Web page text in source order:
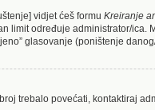
vidjet ćeš formu Kreiranje
limit određuje administrator/
glasovanje (poništenje
trebalo povećati, kontaktiraj